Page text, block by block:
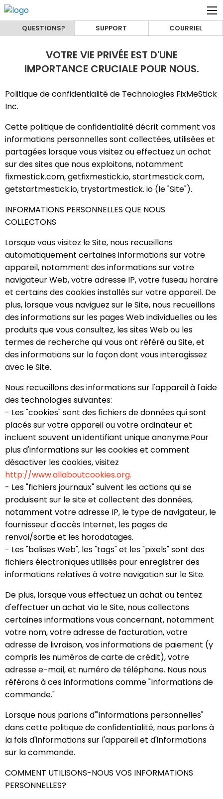
QUESTIONS? SUPPORT COURRIEL
VOTRE VIE PRIVÉE EST D'UNE
IMPORTANCE CRUCIALE POUR NOUS.
Politique de confidentialité de Technologies FixMeStick
Inc.
Cette politique de confidentialité décrit comment vos
informations personnelles sont collectées, utilisées et
partagées lorsque vous visitez ou effectuez un achat
sur des sites que nous exploitons, notamment
fixmestick.com, getfixmestick.io, startmestick.com,
getstartmestick.io, trystartmestick. io (le "Site").
INFORMATIONS PERSONNELLES QUE NOUS
COLLECTONS
Lorsque vous visitez le Site, nous recueillons
automatiquement certaines informations sur votre
appareil, notamment des informations sur votre
navigateur Web, votre adresse IP, votre fuseau horaire
et certains des cookies installés sur votre appareil. De
plus, lorsque vous naviguez sur le Site, nous recueillons
des informations sur les pages Web individuelles ou les
produits que vous consultez, les sites Web ou les
termes de recherche qui vous ont référé au Site, et
des informations sur la façon dont vous interagissez
avec le Site.
Nous recueillons des informations sur l'appareil à l'aide
des technologies suivantes:
- Les "cookies" sont des fichiers de données qui sont
placés sur votre appareil ou votre ordinateur et
incluent souvent un identifiant unique anonyme.Pour
plus d'informations sur les cookies et comment
désactiver les cookies, visitez
http://www.allaboutcookies.org.
- Les "fichiers journaux" suivent les actions qui se
produisent sur le site et collectent des données,
notamment votre adresse IP, le type de navigateur, le
fournisseur d'accès Internet, les pages de
renvoi/sortie et les horodatages.
- Les "balises Web", les "tags" et les "pixels" sont des
fichiers électroniques utilisés pour enregistrer des
informations relatives à votre navigation sur le Site.
De plus, lorsque vous effectuez un achat ou tentez
d'effectuer un achat via le Site, nous collectons
certaines informations vous concernant, notamment
votre nom, votre adresse de facturation, votre
adresse de livraison, vos informations de paiement (y
compris les numéros de carte de crédit), votre
adresse e-mail, et numéro de téléphone. Nous nous
référons à ces informations comme "Informations de
commande."
Lorsque nous parlons d'"informations personnelles"
dans cette politique de confidentialité, nous parlons à
la fois d'informations sur l'appareil et d'informations
sur la commande.
COMMENT UTILISONS-NOUS VOS INFORMATIONS
PERSONNELLES?